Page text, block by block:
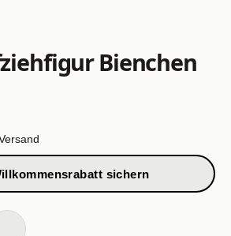
Bienchen
sichern